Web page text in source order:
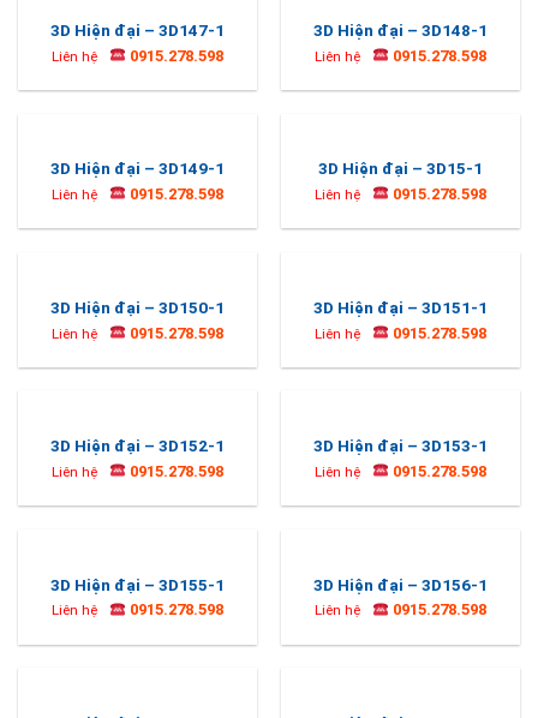
3D Hiện đại – 3D147-1
Liên hệ 0915.278.598
3D Hiện đại – 3D148-1
Liên hệ 0915.278.598
3D Hiện đại – 3D149-1
Liên hệ 0915.278.598
3D Hiện đại – 3D15-1
Liên hệ 0915.278.598
3D Hiện đại – 3D150-1
Liên hệ 0915.278.598
3D Hiện đại – 3D151-1
Liên hệ 0915.278.598
3D Hiện đại – 3D152-1
Liên hệ 0915.278.598
3D Hiện đại – 3D153-1
Liên hệ 0915.278.598
3D Hiện đại – 3D155-1
Liên hệ 0915.278.598
3D Hiện đại – 3D156-1
Liên hệ 0915.278.598